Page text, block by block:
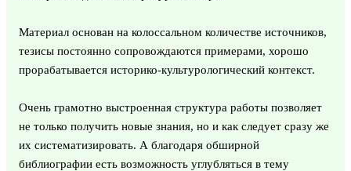
Материал основан на колоссальном количестве источников,
тезисы постоянно сопровождаются примерами, хорошо
прорабатывается историко-культурологический контекст.
Очень грамотно выстроенная структура работы позволяет
не только получить новые знания, но и как следует сразу же
их систематизировать. А благодаря обширной
библиографии есть возможность углубляться в тему